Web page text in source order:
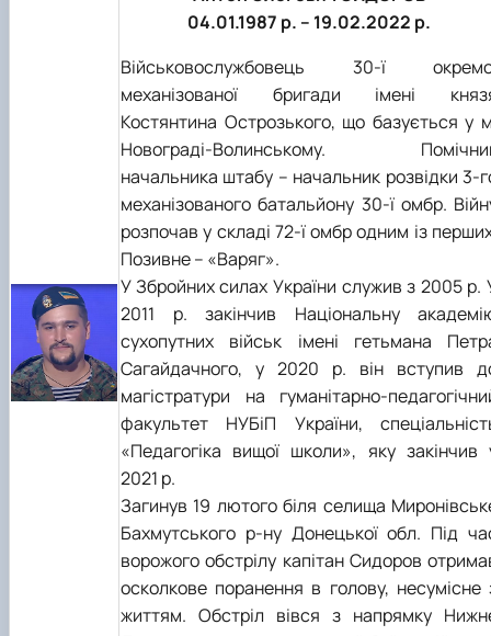
04.01.1987 р. – 19.02.2022 р.
Військовослужбовець 30-ї
механізованої бригади імені
Костянтина Острозького, що базується у
Новограді-Волинському.
начальника штабу – начальник розвідки 3-
механізованого батальйону 30-ї омбр.
розпочав у складі 72-ї омбр одним із
Позивне – «Варяг».
У Збройних силах України служив з 2005 р.
2011 р. закінчив Національну
сухопутних військ імені гетьмана
Сагайдачного, у 2020 р. він вступив
магістратури на гуманітарно-
факультет НУБіП України,
«Педагогіка вищої школи», яку закінчив
2021 р.
Загинув 19 лютого біля селища
Бахмутського р-ну Донецької обл. Під
ворожого обстрілу капітан Сидоров
осколкове поранення в голову, несумісне
життям. Обстріл вівся з напрямку